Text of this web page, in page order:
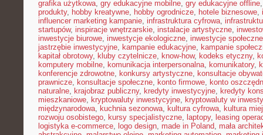
grafika użytkowa, gry edukacyjne mobilne, gry edukacyjne offline
produkty, hobby kreatywne, hobby ogrodnicze, hotele biznesowe,
influencer marketing kampanie, infrastruktura cyfrowa,
startupów, inspiracje wnętrzarskie, instalacje artystyczne,
inwestycje biurowe, inwestycje ekologiczne, inwestycje społeczne
jastrzębie inwestycyjne, kampanie edukacyjne, kampanie
kapitał obrotowy, kluby czytelnicze, know-how, kodeks etyczny,
komputery mobilne, komunikacja interpersonalna, komunikatory,
konferencje zdrowotne, konkursy artystyczne, konsultacje
prawnicze, konsultacje społeczne, konto firmowe, konto
naturalne, krajobraz publiczny, kredyty inwestycyjne, kredyty
mieszkaniowe, kryptowaluty inwestycyjne, kryptowaluty w
międzynarodowa, kuchnia sezonowa, kultura cyfrowa, kultura
rozwoju osobistego, kursy specjalistyczne, laptopy, leasing
logistyka e-commerce, logo design, made in Poland, mała